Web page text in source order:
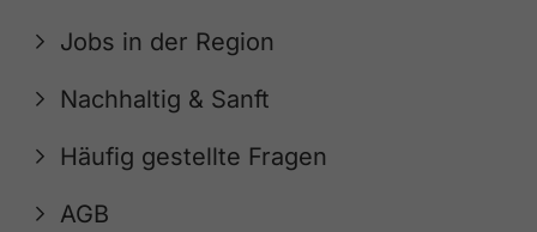
Jobs in der Region
Nachhaltig & Sanft
Häufig gestellte Fragen
AGB